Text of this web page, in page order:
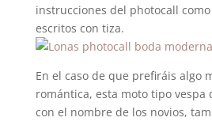
instrucciones del photocall
escritos con tiza.
En el caso de que prefiráis algo
romántica, esta moto tipo vespa
con el nombre de los novios,